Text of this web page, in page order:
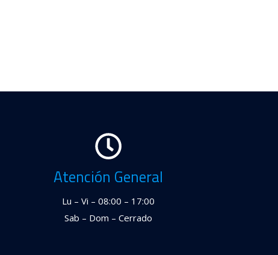
Atención General
Lu – Vi – 08:00 – 17:00
Sab – Dom – Cerrado